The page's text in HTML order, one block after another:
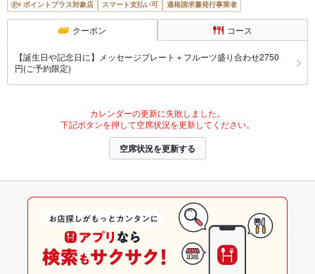
ポイントプラス対象店
スマート支払い可 適格請求書発行事業者
クーポン コース
【誕生日や記念日に】メッセージプレート＋フルーツ盛り合わせ2750
円(ご予約限定)
カレンダーの更新に失敗しました。
下記ボタンを押して空席状況を更新してください。
空席状況を更新する